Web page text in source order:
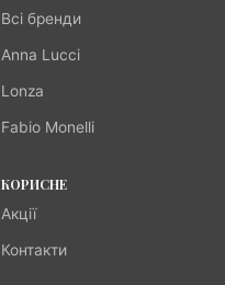
Всі бренди
Anna Lucci
Lonza
Fabio Monelli
КОРИСНЕ
Акції
Контакти